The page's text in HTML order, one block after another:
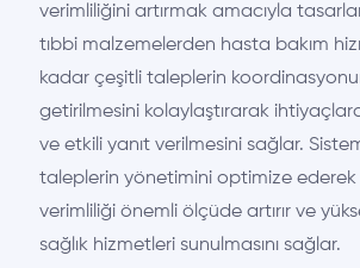
verimliliğini artırmak amacıyla
tıbbi malzemelerden hasta bakım
kadar çeşitli taleplerin
getirilmesini kolaylaştırarak
ve etkili yanıt verilmesini sağlar.
taleplerin yönetimini optimize
verimliliği önemli ölçüde artırır ve
sağlık hizmetleri sunulmasını sağlar.